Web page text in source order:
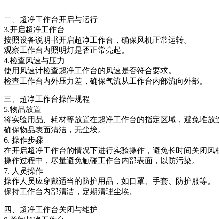
二、超净工作台开启与运行
3.开启超净工作台
按照设备说明书开启超净工作台，确保风机正常运转。
观察工作台内照明灯是否正常亮起。
4.检查风速与压力
使用风速计检查超净工作台的风速是否符合要求。
检查工作台内外压力差，确保气流从工作台内部流向外部。
三、超净工作台操作规程
5.物品放置
将实验用品、耗材等放置在超净工作台的指定区域，避免堆放
确保物品表面清洁，无尘埃。
6. 操作步骤
在开启超净工作台的情况下进行实验操作，避免长时间关闭风
操作过程中，尽量避免触碰工作台内部表面，以防污染。
7. 人员操作
操作人员应穿戴适当的防护用品，如口罩、手套、防护服等。
保持工作台内部清洁，定期清理尘埃。
四、超净工作台关闭与维护